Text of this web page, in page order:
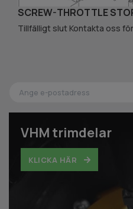
VHM trimdelar
KLICKA HÄR
SCREW-THROTTLE
Tillfälligt slut Kontakta oss